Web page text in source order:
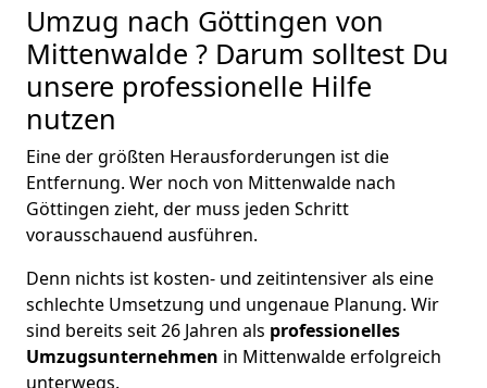
Umzug nach Göttingen von
Mittenwalde ? Darum solltest Du
unsere professionelle Hilfe
nutzen
Eine der größten Herausforderungen ist die
Entfernung. Wer noch von Mittenwalde nach
Göttingen zieht, der muss jeden Schritt
vorausschauend ausführen.
Denn nichts ist kosten- und zeitintensiver als eine
schlechte Umsetzung und ungenaue Planung. Wir
sind bereits seit 26 Jahren als professionelles
Umzugsunternehmen in Mittenwalde erfolgreich
unterwegs.